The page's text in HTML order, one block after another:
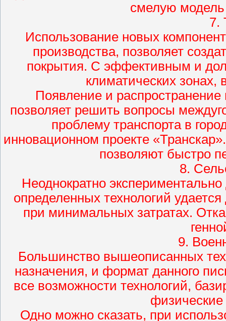
смелую модель
7.
Использование новых
производства, позволяет
покрытия. С эффективным и
климатических зонах,
Появление и распространение
позволяет решить вопросы
проблему транспорта в
инновационном проекте
позволяют быстро
8.
Неоднократно
определенных технологий
при минимальных затратах.
9.
Большинство вышеописанных
назначения, и формат данного
все возможности технологий,
Одно можно сказать, при